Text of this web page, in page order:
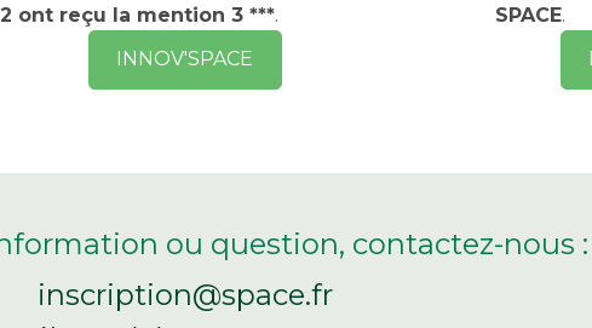
2 ont reçu la mention 3 ***.
INNOV'SPACE
SPACE.
ou question, contactez-nous :
inscription@space.fr